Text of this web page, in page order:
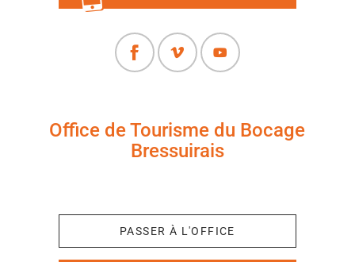
Office de Tourisme du Bocage
Bressuirais
PASSER À L'OFFICE